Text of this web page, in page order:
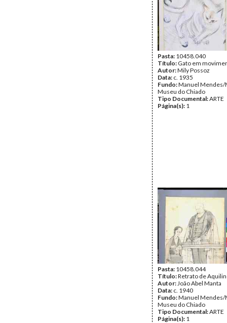
Pasta: 10458.040
Título: Gato em
Autor:Mily Possoz
Data: c. 1935
Fundo:Manuel Mendes/
Museu do Chiado
Tipo Documental:ARTE
Página(s): 1
Pasta: 10458.044
Título:Retrato de
Autor:João Abel Manta
Data: c. 1940
Fundo:Manuel Mendes/
Museu do Chiado
Tipo Documental:ARTE
Página(s): 1